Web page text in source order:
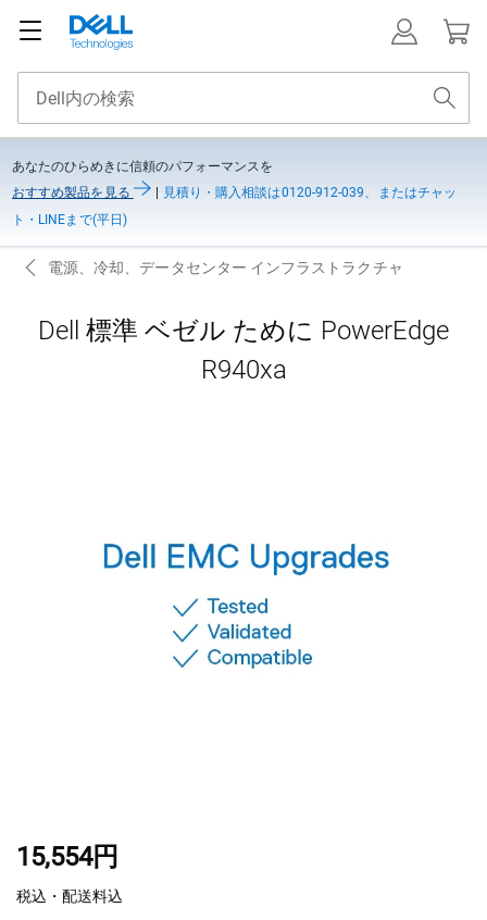
あなたのひらめきに信頼のパフォーマンスを
おすすめ製品を見る
見積り・購入相談は0120-912-039、またはチャッ
ト・LINEまで(平日)
電源、冷却、データセンター インフラストラクチャ
Dell 標準 ベゼル ために PowerEdge
R940xa
15,554円
税込・配送料込